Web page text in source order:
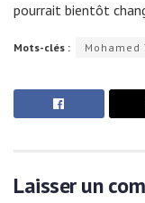
pourrait bientôt
Mots-clés : Mohamed
Laisser un